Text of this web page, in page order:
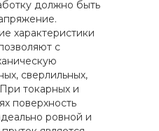
должно быть
характеристики
с
сверлильных,
токарных и
поверхность
ровной и